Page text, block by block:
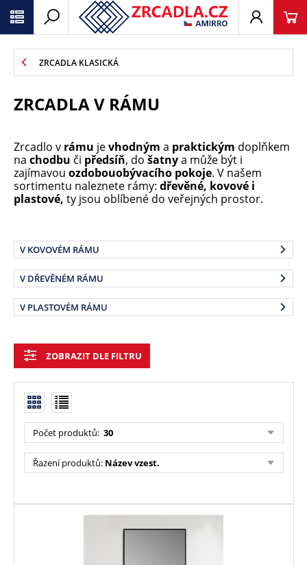
ZRCADLA KLASICKÁ
ZRCADLA V RÁMU
Zrcadlo v rámu jevhodným a praktickým doplňkem
na chodbu či předsíň, do šatnya může být i
zajímavou ozdobouobývacího pokoje. V našem
sortimentu naleznete rámy: dřevěné, kovové i
plastové, ty jsou oblíbené do veřejných prostor.
V KOVOVÉM RÁMU
V DŘEVĚNÉM RÁMU
V PLASTOVÉM RÁMU
ZOBRAZIT DLE FILTRU
Počet produktů: 30
Řazení produktů: Název vzest.